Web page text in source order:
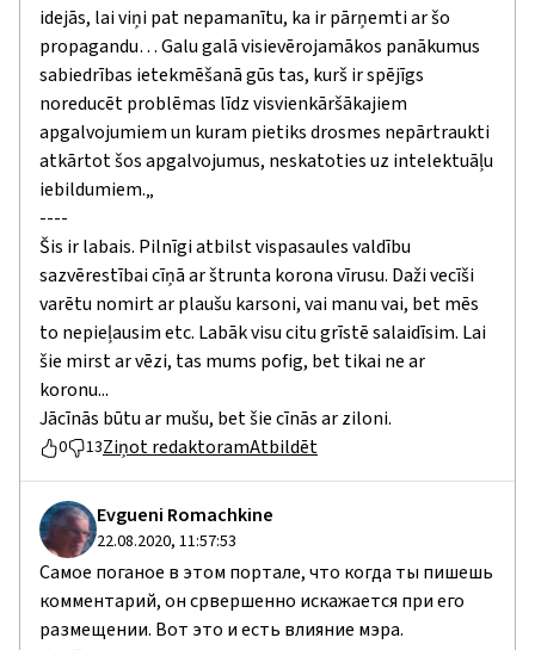
idejās, lai viņi pat nepamanītu, ka ir pārņemti ar šo
propagandu… Galu galā visievērojamākos panākumus
sabiedrības ietekmēšanā gūs tas, kurš ir spējīgs
noreducēt problēmas līdz visvienkāršākajiem
apgalvojumiem un kuram pietiks drosmes nepārtraukti
atkārtot šos apgalvojumus, neskatoties uz intelektuāļu
iebildumiem.„
----
Šis ir labais. Pilnīgi atbilst vispasaules valdību
sazvērestībai cīņā ar štrunta korona vīrusu. Daži vecīši
varētu nomirt ar plaušu karsoni, vai manu vai, bet mēs
to nepieļausim etc. Labāk visu citu grīstē salaidīsim. Lai
šie mirst ar vēzi, tas mums pofig, bet tikai ne ar
koronu...
Jācīnās būtu ar mušu, bet šie cīnās ar ziloni.
0 13Ziņot redaktoramAtbildēt
Evgueni Romachkine
22.08.2020, 11:57:53
Самое поганое в этом портале, что когда ты пишешь
комментарий, он срвершенно искажается при его
размещении. Вот это и есть влияние мэра.